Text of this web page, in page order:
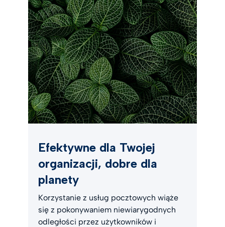
Efektywne dla Twojej
organizacji, dobre dla
planety
Korzystanie z usług pocztowych wiąże
się z pokonywaniem niewiarygodnych
odległości przez użytkowników i